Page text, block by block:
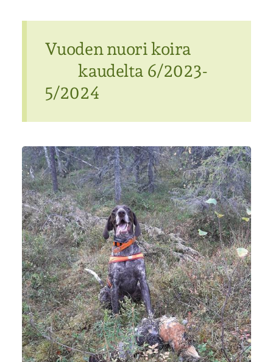
Vuoden nuori koira
kaudelta 6/2023-
5/2024